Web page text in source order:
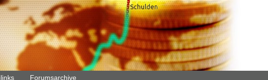
Forumsarchive